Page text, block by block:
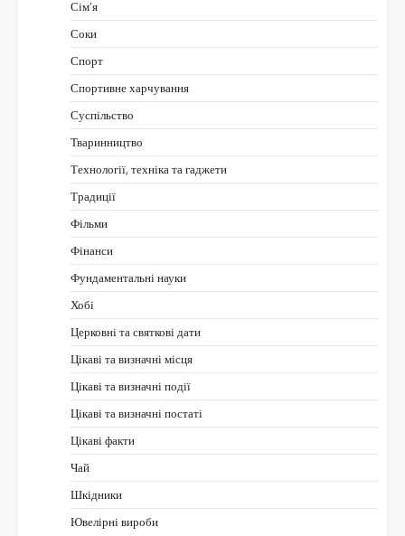
Сім’я
Соки
Спорт
Спортивне харчування
Суспільство
Тваринництво
Технології, техніка та гаджети
Традиції
Фільми
Фінанси
Фундаментальні науки
Хобі
Церковні та святкові дати
Цікаві та визначні місця
Цікаві та визначні події
Цікаві та визначні постаті
Цікаві факти
Чай
Шкідники
Ювелірні вироби